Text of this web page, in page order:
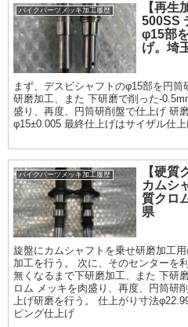
バイクパーツメッキ加工履歴
【再生
500SS
φ15部
げ。埼
まず、デスビシャフトのφ15部を円
研磨加工、また 下研磨で削った-
盛り、再度、円筒研削盤で仕上げ 研
φ15±0.005 最終仕上げはサイザル仕上
バイクパーツメッキ加工履歴
【硬質
カムシ
質クロ
県
旋盤にカムシャフトを乗せ研磨加工
加工を行う。 次に、そのセンターを
無くなるまで下研磨加工、また 下研
ロム メッキを肉盛り、再度、円筒研
上げ研磨を行う。 仕上がり寸法
ピング仕上げ